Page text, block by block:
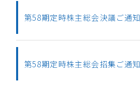
第58期定時株主総会決議ご通知
第58期定時株主総会招集ご通知